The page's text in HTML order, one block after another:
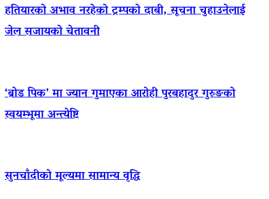
हतियारको अभाव नरहेको ट्रम्पको दाबी, सूचना चुहाउनेलाई
जेल सजायको चेतावनी
‘ब्रोड पिक’ मा ज्यान गुमाएका आराेही पुरबहादुर गुरुङको
स्वयम्भूमा अन्त्येष्टि
सुनचाँदीको मूल्यमा सामान्य वृद्धि